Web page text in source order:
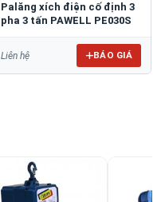
Palăng xích điện cố định 3
pha 3 tấn PAWELL PE030S
Liên hệ BÁO GIÁ